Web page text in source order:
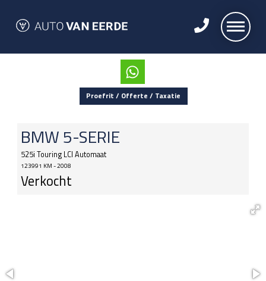
Proefrit / Offerte / Taxatie
BMW5-SERIE
525i Touring LCI Automaat
123991 KM - 2008
Verkocht